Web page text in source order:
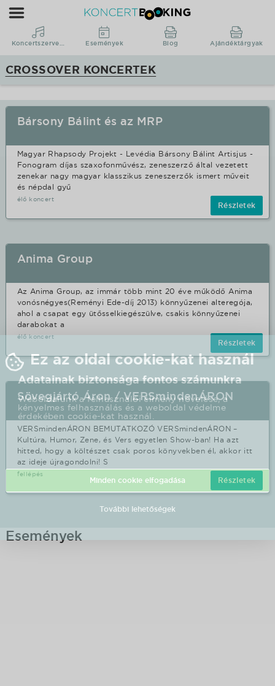
Koncertbooking
Koncertszervezés
Koncertek
fellépések
Crossover
stílusban.
Koncertszervezés Események Blog Ajándéktárgyak
CROSSOVER KONCERTEK
Bársony Bálint és az MRP
Magyar Rhapsody Projekt - Levédia Bársony Bálint Artisjus -
Fonogram díjas szaxofonművész, zeneszerző által vezetett
zenekar nagy magyar klasszikus zeneszerzők ismert műveit
és népdal gyű
élő koncert
Részletek
Anima Group
Az Anima Group, az immár több mint 20 éve működő Anima
vonósnégyes(Reményi Ede-díj 2013) könnyűzenei alteregója,
ahol a csapat egy ütősselkiegészülve, csakis könnyűzenei
darabokat a
élő koncert
Részletek
Sövegjártó Áron / VERSmindenÁRON
VERSmindenÁRON BEMUTATKOZÓ VERSmindenÁRON –
Kultúra, Humor, Zene, és Vers egyetlen Show-ban! Ha azt
hitted, hogy a költészet csak poros könyvekben él, akkor itt
az ideje újragondolni! S
fellépés
Részletek
Események
Ez az oldal cookie-kat használ
Adatainak biztonsága fontos számunkra
Weboldalunk a felhasználói élmény növelése, a
kényelmes felhasználás és a weboldal védelme
érdekében cookie-kat használ.
Minden cookie elfogadása
További lehetőségek